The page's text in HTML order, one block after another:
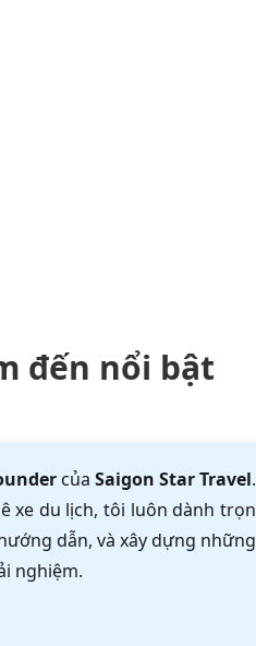
đến nổi bật
của Saigon Star Travel.
xe du lịch, tôi luôn dành trọn
dẫn, và xây dựng những
nghiệm.